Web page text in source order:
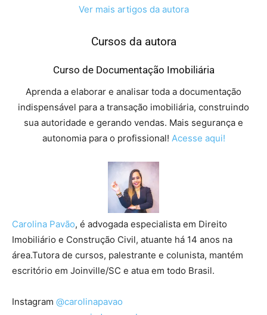
Ver mais artigos da autora
Cursos da autora
Curso de Documentação Imobiliária
Aprenda a elaborar e analisar toda a documentação
indispensável para a transação imobiliária, construindo
sua autoridade e gerando vendas. Mais segurança e
autonomia para o profissional! Acesse aqui!
Carolina Pavão, é advogada especialista em Direito
Imobiliário e Construção Civil, atuante há 14 anos na
área.Tutora de cursos, palestrante e colunista, mantém
escritório em Joinville/SC e atua em todo Brasil.
Instagram @carolinapavao